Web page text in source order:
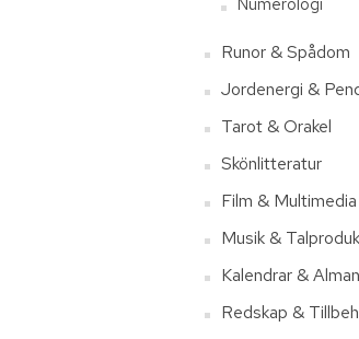
Numerologi
Runor & Spådom
Jordenergi &
Tarot & Orakel
Skönlitteratur
Film & Multimedia
Musik &
Kalendrar &
Redskap &